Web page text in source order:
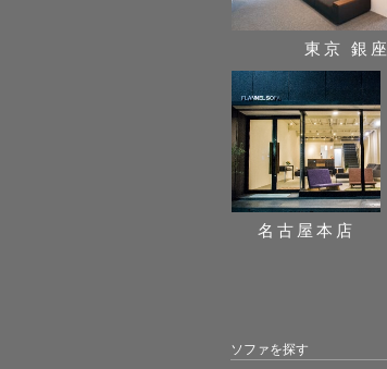
東京 銀座
名古屋本店
ソファを探す